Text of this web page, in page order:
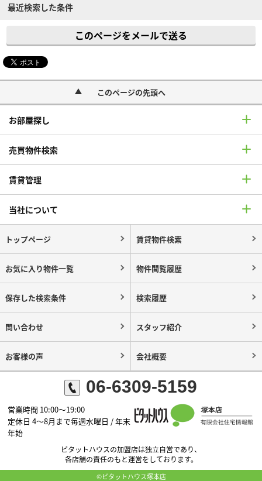
最近検索した条件
このページをメールで送る
このページの先頭へ
お部屋探し
売買物件検索
賃貸管理
当社について
トップページ 賃貸物件検索
お気に入り物件一覧 物件閲覧履歴
保存した検索条件 検索履歴
問い合わせ スタッフ紹介
お客様の声 会社概要
06-6309-5159
営業時間 10:00～19:00
定休日 4～8月まで毎週水曜日 / 年末
年始
ピタットハウスの加盟店は独立自営であり、
各店舗の責任のもと運営をしております。
©ピタットハウス塚本店